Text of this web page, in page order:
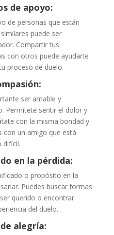
de apoyo:
de personas que están
puede ser
Compartir tus
con otros puede ayudarte
proceso de duelo.
ser amable y
Permítete sentir el dolor y
con la misma bondad y
con un amigo que está
difícil.
en la pérdida:
o propósito en la
Puedes buscar formas
querido o encontrar
del duelo.
alegría: